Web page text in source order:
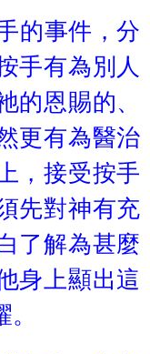
的事件，分
手有為別人
的恩賜的、
更有為醫治
，接受按手
先對神有充
了解為甚麼
身上顯出這